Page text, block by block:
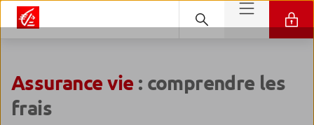
Assurance vie : comprendre les
frais